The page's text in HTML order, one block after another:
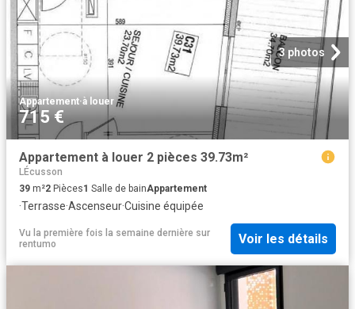
3 photos
Appartement·à louer
715 €
Appartement à louer 2 pièces 39.73m²
LÉcusson
39 m²2 Pièces1 Salle de bainAppartement
·Terrasse·Ascenseur·Cuisine équipée
Vu la première fois la semaine dernière sur
rentumo
Voir les détails